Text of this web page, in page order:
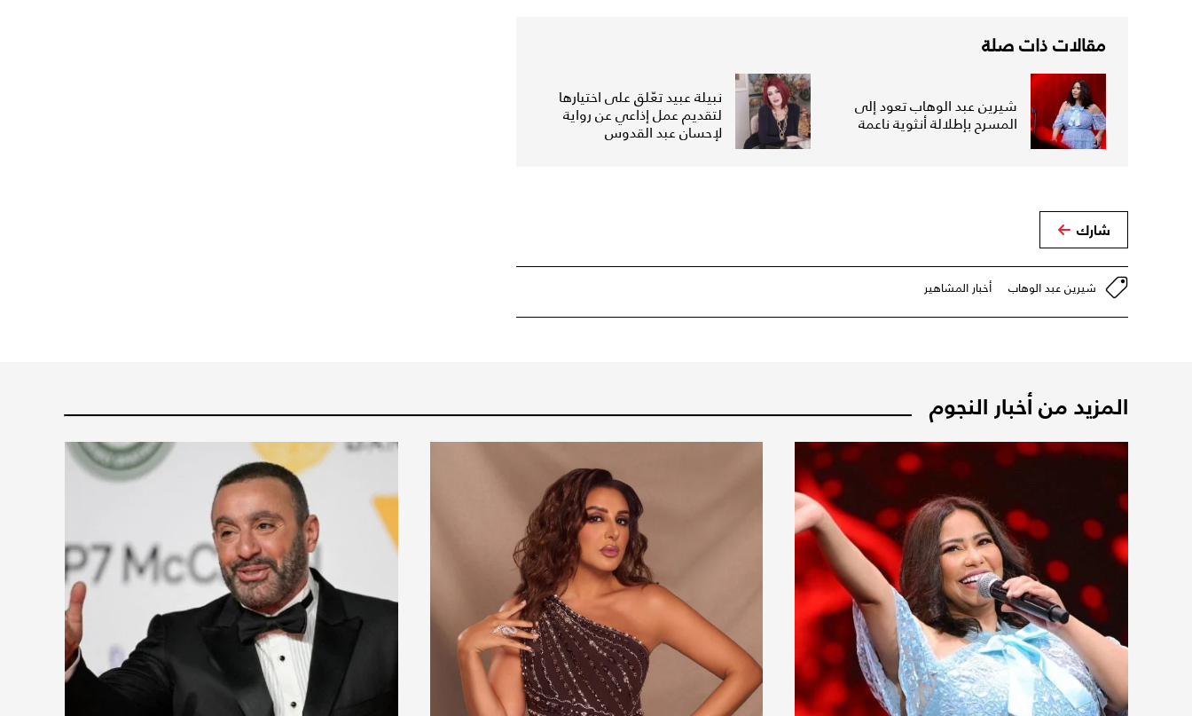
مقالات ذات صلة
شيرين عبد الوهاب تعود إلى
المسرح بإطلالة أنثوية ناعمة
نبيلة عبيد تعّلق على اختيارها
لتقديم عمل إذاعي عن رواية
لإحسان عبد القدوس
شارك
شيرين عبد الوهاب أخبار المشاهير
المزيد من أخبار النجوم